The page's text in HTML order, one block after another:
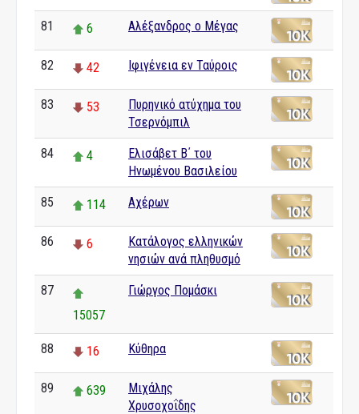
81 6 Αλέξανδρος ο Μέγας
82 42 Ιφιγένεια εν Ταύροις
83 53
Πυρηνικό ατύχημα του
Τσερνόμπιλ
84 4
Ελισάβετ Β΄ του
Ηνωμένου Βασιλείου
85 114 Αχέρων
86 6
Κατάλογος ελληνικών
νησιών ανά πληθυσμό
87
15057
Γιώργος Πομάσκι
88 16 Κύθηρα
89 639
Μιχάλης
Χρυσοχοΐδης